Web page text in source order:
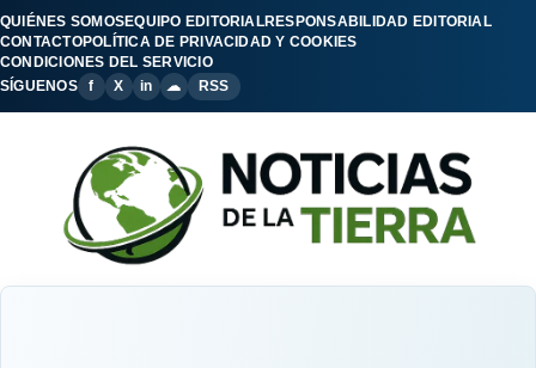
QUIÉNES SOMOSEQUIPO EDITORIALRESPONSABILIDAD EDITORIAL
CONTACTOPOLÍTICA DE PRIVACIDAD Y COOKIES
CONDICIONES DEL SERVICIO
SÍGUENOS
f X in ☁ RSS